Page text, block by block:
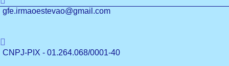
gfe.irmaoestevao@gmail.com
CNPJ-PIX - 01.264.068/0001-40